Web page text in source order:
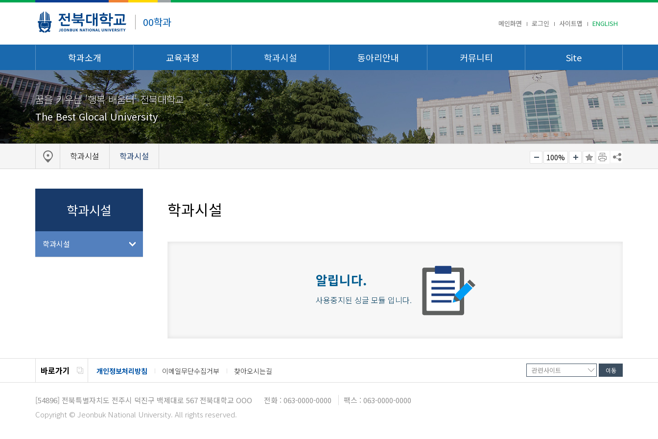
00학과 메인화면 로그인 사이트맵 ENGLISH
학과소개 교육과정 학과시설 동아리안내 커뮤니티 Site
꿈을 키우는 '행복 배움터' 전북대학교
The Best Glocal University
학과시설 학과시설 100%
학과시설
학과시설
학과시설
알립니다.
사용중지된 싱글 모듈 입니다.
바로가기 개인정보처리방침 이메일무단수집거부 찾아오시는길
[54896] 전북특별자치도 전주시 덕진구 백제대로 567 전북대학교 OOO 전화 : 063-0000-0000
팩스 : 063-0000-0000
Copyright © Jeonbuk National University. All rights reserved.